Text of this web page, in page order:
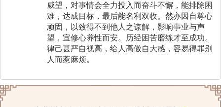
威望，对事情会全力投入而奋斗不懈，能排除困
难，达成目标，最后能名利双收。然亦因自尊心
顽固，以致得不到他人之谅解，影响事业与声
望，宜修心养性而安。历经困苦磨练才至成功。
律己甚严自视高，给人高傲自大感，容易得罪别
人而惹麻烦。